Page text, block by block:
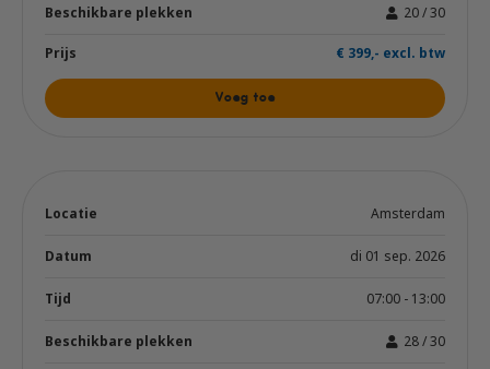
20 / 30
€ 399,- excl. btw
Voeg toe
Amsterdam
di 01 sep. 2026
07:00 - 13:00
28 / 30